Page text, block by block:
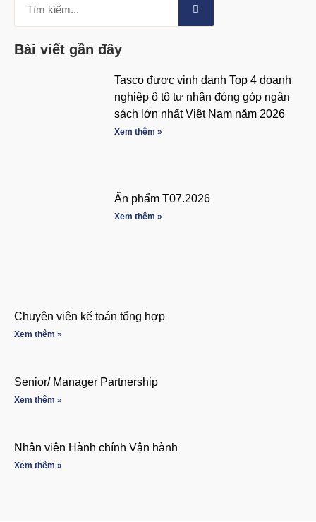
Bài viết gần đây
Tasco được vinh danh Top 4 doanh
nghiệp ô tô tư nhân đóng góp ngân
sách lớn nhất Việt Nam năm 2026
Xem thêm »
Ấn phẩm T07.2026
Xem thêm »
Chuyên viên kế toán tổng hợp
Xem thêm »
Senior/ Manager Partnership
Xem thêm »
Nhân viên Hành chính Vận hành
Xem thêm »